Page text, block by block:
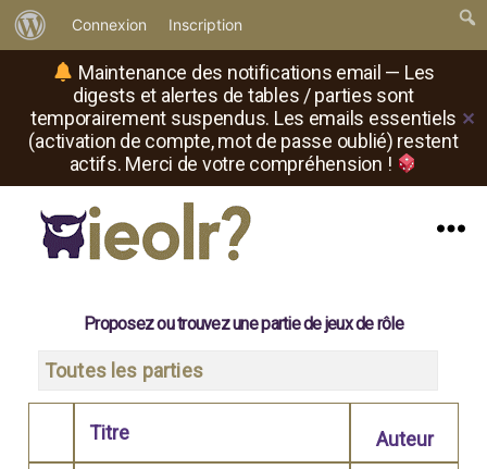
Maintenance des notifications email — Les
digests et alertes de tables / parties sont
temporairement suspendus. Les emails essentiels
(activation de compte, mot de passe oublié) restent
actifs. Merci de votre compréhension !
✕
propos
de
WordPress
Connexion Inscription
rôliste
Proposez ou trouvez une partie de jeux de rôle
Toutes les parties
Comporte des pièces jointes
Titre Auteur